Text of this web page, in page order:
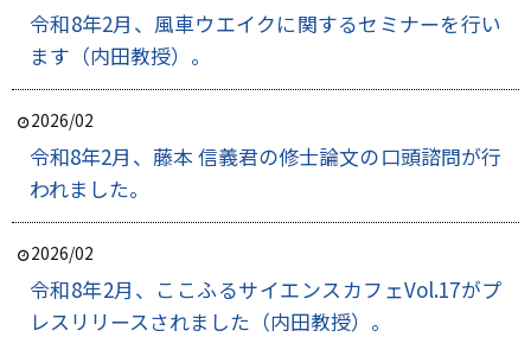
令和8年2月、風車ウエイクに関するセミナーを行い
ます（内田教授）。
2026/02
令和8年2月、藤本 信義君の修士論文の口頭諮問が行
われました。
2026/02
令和8年2月、ここふるサイエンスカフェVol.17がプ
レスリリースされました（内田教授）。